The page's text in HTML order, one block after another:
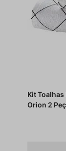
Kit
Orion 2